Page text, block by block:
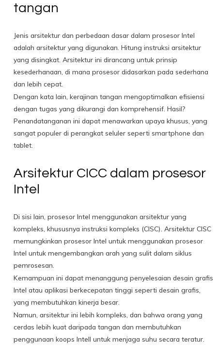
tangan
Jenis arsitektur dan perbedaan dasar dalam prosesor Intel
adalah arsitektur yang digunakan. Hitung instruksi arsitektur
yang disingkat. Arsitektur ini dirancang untuk prinsip
kesederhanaan, di mana prosesor didasarkan pada sederhana
dan lebih cepat.
Dengan kata lain, kerajinan tangan mengoptimalkan efisiensi
dengan tugas yang dikurangi dan komprehensif. Hasil?
Penandatanganan ini dapat menawarkan upaya khusus, yang
sangat populer di perangkat seluler seperti smartphone dan
tablet.
Arsitektur CICC dalam prosesor
Intel
Di sisi lain, prosesor Intel menggunakan arsitektur yang
kompleks, khususnya instruksi kompleks (CISC). Arsitektur CISC
memungkinkan prosesor Intel untuk menggunakan prosesor
Intel untuk mengembangkan arah yang sulit dalam siklus
pemrosesan.
Kemampuan ini dapat menanggung penyelesaian desain grafis
Intel atau aplikasi berkecepatan tinggi seperti desain grafis,
yang membutuhkan kinerja besar.
Namun, arsitektur ini lebih kompleks, dan bahwa orang yang
cerdas lebih kuat daripada tangan dan membutuhkan
penggunaan koops Intell untuk menjaga suhu secara teratur.